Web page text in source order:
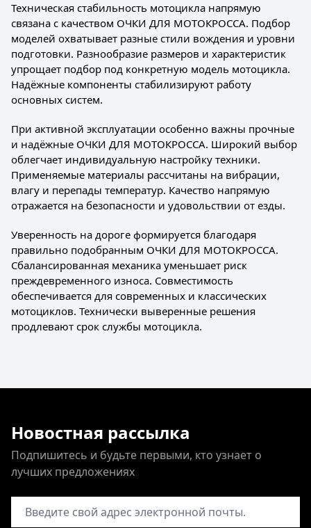
Техническая стабильность мотоцикла напрямую
связана с качеством ОЧКИ ДЛЯ МОТОКРОССА. Подбор
моделей охватывает разные стили вождения и уровни
подготовки. Разнообразие размеров и характеристик
упрощает подбор под конкретную модель мотоцикла.
Надёжные компоненты стабилизируют работу
основных систем.
При активной эксплуатации особенно важны прочные
и надёжные ОЧКИ ДЛЯ МОТОКРОССА. Широкий выбор
облегчает индивидуальную настройку техники.
Применяемые материалы рассчитаны на вибрации,
влагу и перепады температур. Качество напрямую
отражается на безопасности и удовольствии от езды.
Уверенность на дороге формируется благодаря
правильно подобранным ОЧКИ ДЛЯ МОТОКРОССА.
Сбалансированная механика уменьшает риск
преждевременного износа. Совместимость
обеспечивается для современных и классических
мотоциклов. Технически выверенные решения
продлевают срок службы мотоцикла.
Новостная рассылка
Подпишитесь и будьте первыми, кто узнает о
лучших предложениях
Адрес электронной почты